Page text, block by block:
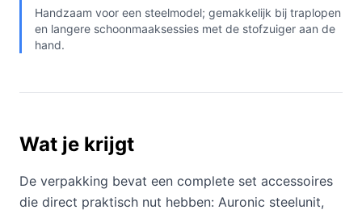
Handzaam voor een steelmodel; gemakkelijk bij traplopen
en langere schoonmaaksessies met de stofzuiger aan de
hand.
Wat je krijgt
De verpakking bevat een complete set accessoires
die direct praktisch nut hebben: Auronic steelunit,